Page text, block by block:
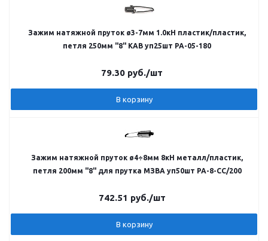
Зажим натяжной пруток ø3-7мм 1.0кН пластик/пластик,
петля 250мм "8" КАВ уп25шт РА-05-180
79.30 руб./шт
В корзину
Зажим натяжной пруток ø4÷8мм 8кН металл/пластик,
петля 200мм "8" для прутка МЗВА уп50шт PA-8-CC/200
742.51 руб./шт
В корзину